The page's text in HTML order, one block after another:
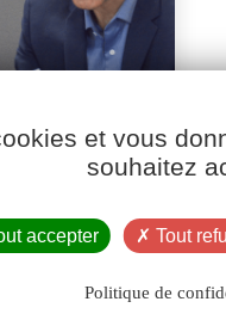
et vous
souhaitez
accepter Tout
Politique de